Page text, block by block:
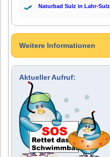
Naturbad Sulz in Lahr-Sulz
Weitere Informationen
Aktueller Aufruf: